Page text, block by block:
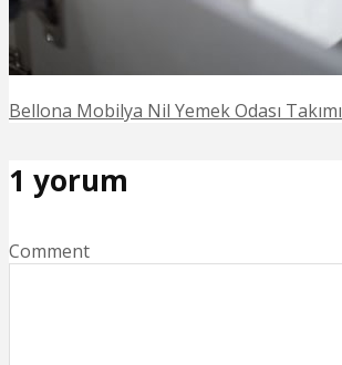
Bellona Mobilya Nil Yemek Odası Takımı
1 yorum
Comment